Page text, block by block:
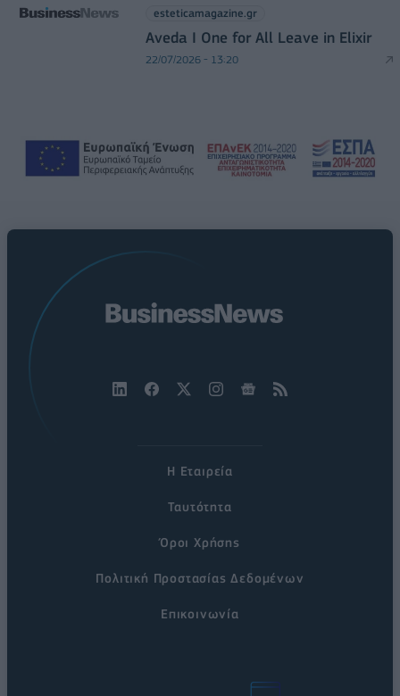
esteticamagazine.gr
Aveda I One for All Leave in Elixir
22/07/2026 - 13:20
Η Εταιρεία
Ταυτότητα
Όροι Χρήσης
Πολιτική Προστασίας Δεδομένων
Επικοινωνία